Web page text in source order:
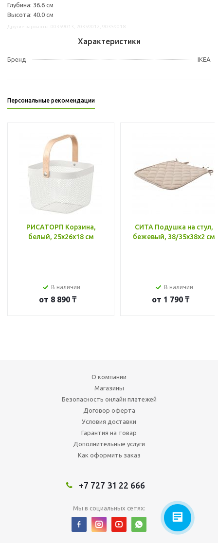
Глубина: 36.6 см
Высота: 40.0 см
Характеристики
Бренд IKEA
Персональные рекомендации
РИСАТОРП Корзина,
белый, 25x26x18 см
В наличии
от 8 890 ₸
СИТА Подушка на стул,
бежевый, 38/35x38x2 см
В наличии
от 1 790 ₸
О компании
Магазины
Безопасность онлайн платежей
Договор оферта
Условия доставки
Гарантия на товар
Дополнительные услуги
Как оформить заказ
+7 727 31 22 666
Мы в социальных сетях: